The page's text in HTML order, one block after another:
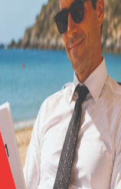
sui costi operativi.
relative all’energia e alla
di strategie di
in Gestione dell’Energia
certificati per entrambi i